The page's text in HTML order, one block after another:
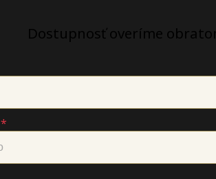
Dostupnosť overíme
*